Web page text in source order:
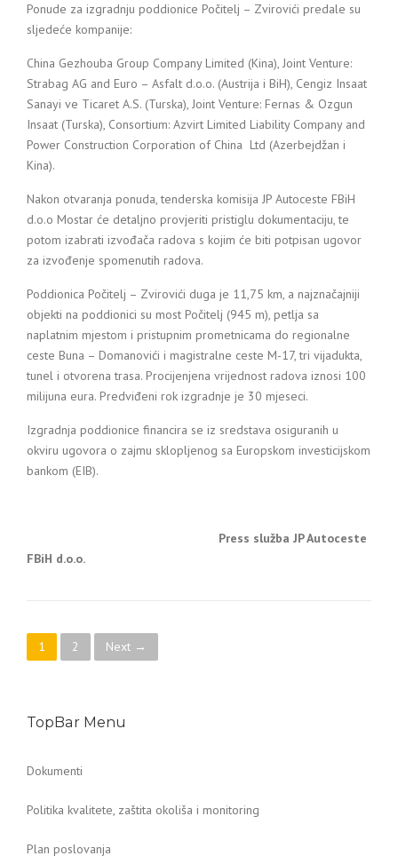
Ponude za izgradnju poddionice Počitelj – Zvirovići predale su
sljedeće kompanije:
China Gezhouba Group Company Limited (Kina), Joint Venture:
Strabag AG and Euro – Asfalt d.o.o. (Austrija i BiH), Cengiz Insaat
Sanayi ve Ticaret A.S. (Turska), Joint Venture: Fernas & Ozgun
Insaat (Turska), Consortium: Azvirt Limited Liability Company and
Power Construction Corporation of China Ltd (Azerbejdžan i
Kina).
Nakon otvaranja ponuda, tenderska komisija JP Autoceste FBiH
d.o.o Mostar će detaljno provjeriti pristiglu dokumentaciju, te
potom izabrati izvođača radova s kojim će biti potpisan ugovor
za izvođenje spomenutih radova.
Poddionica Počitelj – Zvirovići duga je 11,75 km, a najznačajniji
objekti na poddionici su most Počitelj (945 m), petlja sa
naplatnim mjestom i pristupnim prometnicama do regionalne
ceste Buna – Domanovići i magistralne ceste M-17, tri vijadukta,
tunel i otvorena trasa. Procijenjena vrijednost radova iznosi 100
milijuna eura. Predviđeni rok izgradnje je 30 mjeseci.
Izgradnja poddionice financira se iz sredstava osiguranih u
okviru ugovora o zajmu sklopljenog sa Europskom investicijskom
bankom (EIB).
Press služba JP Autoceste
FBiH d.o.o.
Posts navigation
1 2 Next →
TopBar Menu
Dokumenti
Politika kvalitete, zaštita okoliša i monitoring
Plan poslovanja